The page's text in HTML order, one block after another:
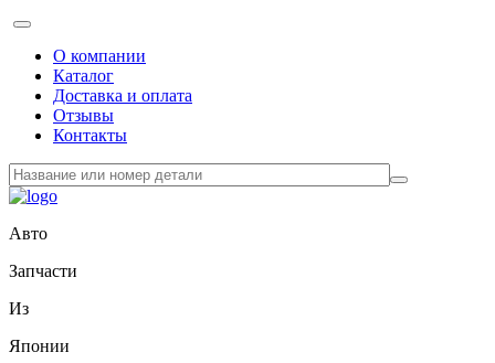
О компании
Каталог
Доставка и оплата
Отзывы
Контакты
Авто
Запчасти
Из
Японии